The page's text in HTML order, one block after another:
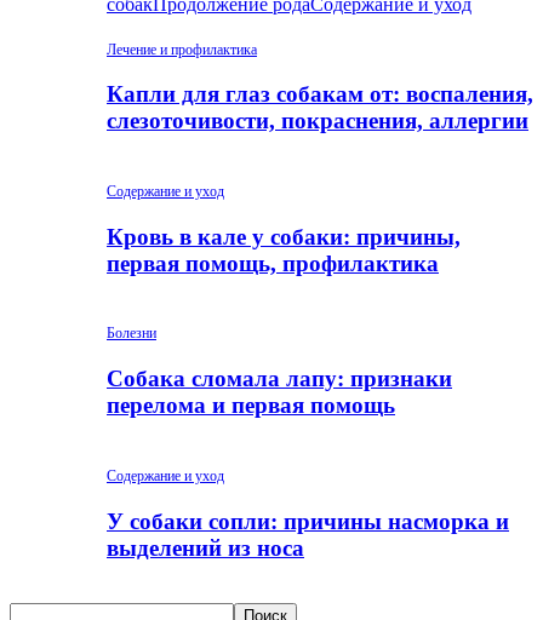
Лечение и профилактика
Капли для глаз собакам от: воспаления,
слезоточивости, покраснения, аллергии
Содержание и уход
Кровь в кале у собаки: причины,
первая помощь, профилактика
Болезни
Собака сломала лапу: признаки
перелома и первая помощь
Содержание и уход
У собаки сопли: причины насморка и
выделений из носа